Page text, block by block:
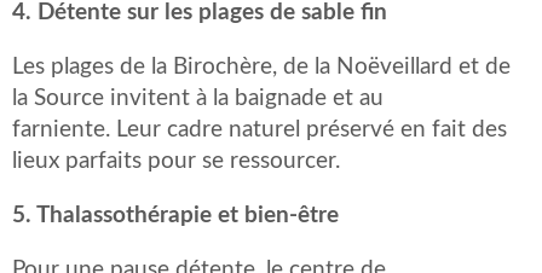
4. Détente sur les plages de sable fin
Les plages de la Birochère, de la Noëveillard et de
la Source invitent à la baignade et au
farniente. Leur cadre naturel préservé en fait des
lieux parfaits pour se ressourcer. ​
5. Thalassothérapie et bien-être